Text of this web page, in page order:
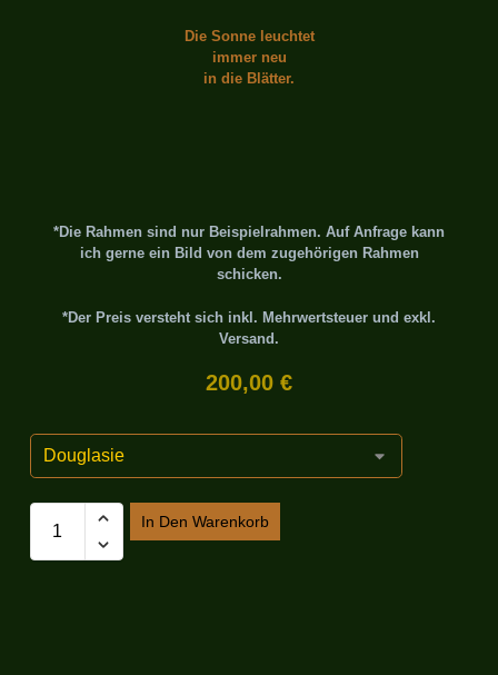
Die Sonne leuchtet
immer neu
in die Blätter.
*Die Rahmen sind nur Beispielrahmen. Auf Anfrage kann
ich gerne ein Bild von dem zugehörigen Rahmen
schicken.
*Der Preis versteht sich inkl. Mehrwertsteuer und exkl.
Versand.
200,00 €
In Den Warenkorb